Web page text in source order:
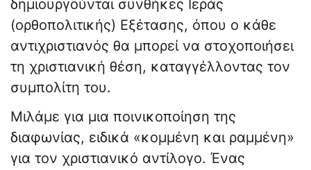
δημιουργούνται συνθήκες Ιεράς
(ορθοπολιτικής) Εξέτασης, όπου ο κάθε
αντιχριστιανός θα μπορεί να στοχοποιήσει
τη χριστιανική θέση, καταγγέλλοντας τον
συμπολίτη του.
Μιλάμε για μια ποινικοποίηση της
διαφωνίας, ειδικά «κομμένη και ραμμένη»
για τον χριστιανικό αντίλογο. Ένας